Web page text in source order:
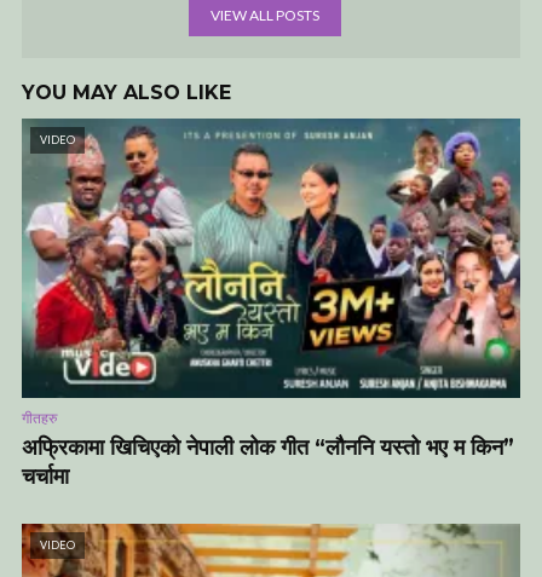
VIEW ALL POSTS
YOU MAY ALSO LIKE
VIDEO
गीतहरु
अफ्रिकामा खिचिएको नेपाली लोक गीत “लौननि यस्तो भए म किन”
चर्चामा
VIDEO